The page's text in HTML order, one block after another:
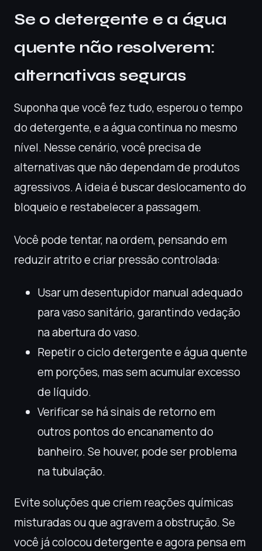
Se o detergente e a água
quente não resolverem:
alternativas seguras
Suponha que você fez tudo, esperou o tempo
do detergente, e a água continua no mesmo
nível. Nesse cenário, você precisa de
alternativas que não dependam de produtos
agressivos. A ideia é buscar deslocamento do
bloqueio e restabelecer a passagem.
Você pode tentar, na ordem, pensando em
reduzir atrito e criar pressão controlada:
Usar um desentupidor manual adequado
para vaso sanitário, garantindo vedação
na abertura do vaso.
Repetir o ciclo detergente e água quente
em porções, mas sem acumular excesso
de líquido.
Verificar se há sinais de retorno em
outros pontos do encanamento do
banheiro. Se houver, pode ser problema
na tubulação.
Evite soluções que criem reações químicas
misturadas ou que agravem a obstrução. Se
você já colocou detergente e agora pensa em